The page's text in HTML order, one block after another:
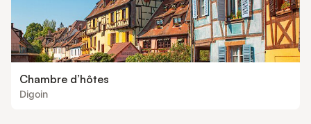
Chambre d’hôtes
Digoin